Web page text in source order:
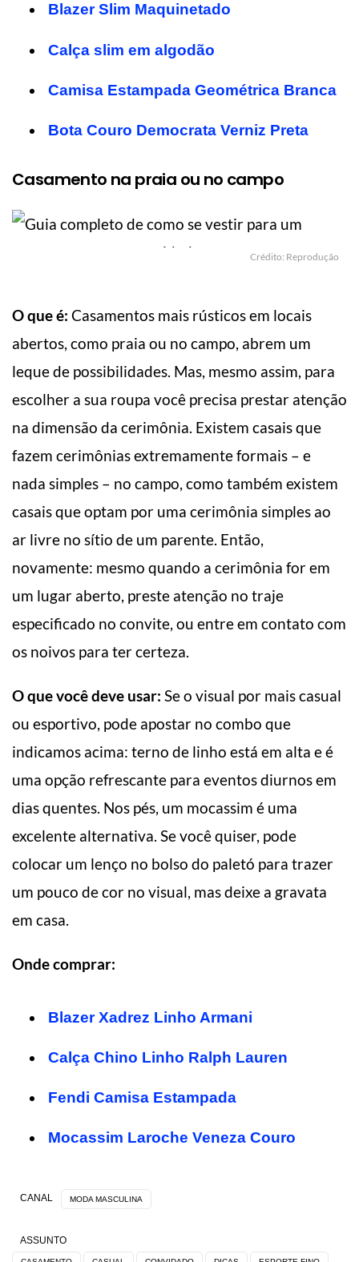
Blazer Slim Maquinetado
Calça slim em algodão
Camisa Estampada Geométrica Branca
Bota Couro Democrata Verniz Preta
Casamento na praia ou no campo
Crédito: Reprodução
O que é: Casamentos mais rústicos em locais
abertos, como praia ou no campo, abrem um
leque de possibilidades. Mas, mesmo assim, para
escolher a sua roupa você precisa prestar atenção
na dimensão da cerimônia. Existem casais que
fazem cerimônias extremamente formais – e
nada simples – no campo, como também existem
casais que optam por uma cerimônia simples ao
ar livre no sítio de um parente. Então,
novamente: mesmo quando a cerimônia for em
um lugar aberto, preste atenção no traje
especificado no convite, ou entre em contato com
os noivos para ter certeza.
O que você deve usar: Se o visual por mais casual
ou esportivo, pode apostar no combo que
indicamos acima: terno de linho está em alta e é
uma opção refrescante para eventos diurnos em
dias quentes. Nos pés, um mocassim é uma
excelente alternativa. Se você quiser, pode
colocar um lenço no bolso do paletó para trazer
um pouco de cor no visual, mas deixe a gravata
em casa.
Onde comprar:
Blazer Xadrez Linho Armani
Calça Chino Linho Ralph Lauren
Fendi Camisa Estampada
Mocassim Laroche Veneza Couro
CANAL MODA MASCULINA
ASSUNTO